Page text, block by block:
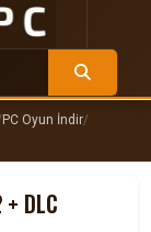
PC Oyun İndir/
DLC